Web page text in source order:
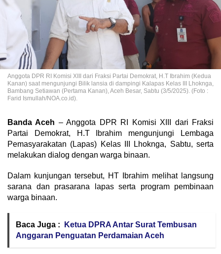
Anggota DPR RI Komisi XIII dari Fraksi Partai Demokrat, H.T Ibrahim (Kedua
Kanan) saat mengunjungi Bilik lansia di dampingi Kalapas Kelas III Lhoknga,
Bambang Setiawan (Pertama Kanan), Aceh Besar, Sabtu (3/5/2025). (Foto :
Farid Ismullah/NOA.co.id).
Banda Aceh – Anggota DPR RI Komisi XIII dari Fraksi
Partai Demokrat, H.T Ibrahim mengunjungi Lembaga
Pemasyarakatan (Lapas) Kelas III Lhoknga, Sabtu, serta
melakukan dialog dengan warga binaan.
Dalam kunjungan tersebut, HT Ibrahim melihat langsung
sarana dan prasarana lapas serta program pembinaan
warga binaan.
Baca Juga :
Ketua DPRA Antar Surat Tembusan
Anggaran Penguatan Perdamaian Aceh